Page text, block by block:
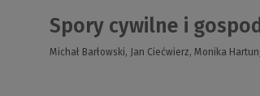
Spory cywilne i
Michał Barłowski, Jan Ciećwierz, Monika